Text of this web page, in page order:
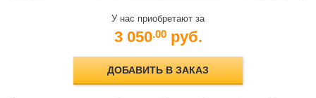
У нас приобретают за
3 050.00 руб.
ДОБАВИТЬ В ЗАКАЗ